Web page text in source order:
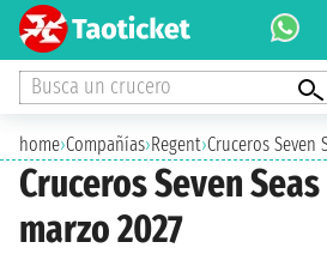
Busca un crucero
home›Compañías›Regent›Cruceros Seven
Cruceros Seven
marzo 2027